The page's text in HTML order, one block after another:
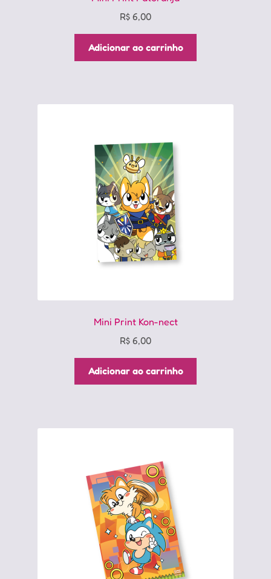
R$ 6,00
Adicionar ao carrinho
Mini Print Kon-nect
R$ 6,00
Adicionar ao carrinho